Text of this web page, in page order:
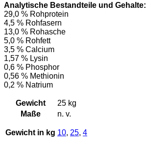
Analytische Bestandteile und Gehalte:
29,0 % Rohprotein
4,5 % Rohfasern
13,0 % Rohasche
5,0 % Rohfett
3,5 % Calcium
1,57 % Lysin
0,6 % Phosphor
0,56 % Methionin
0,2 % Natrium
Gewicht
25 kg
Maße
n. v.
Gewicht in kg 10, 25, 4